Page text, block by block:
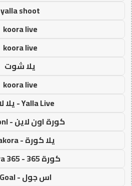
yalla shoot
koora live
koora live
يلا شوت
koora live
Yalla Live - يلا لايف
كورة اون لاين - koora onl
يلا كورة - yallakora
كورة 365 - kooora 365
اس جول - AS Goal